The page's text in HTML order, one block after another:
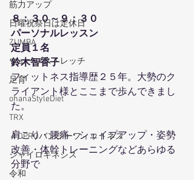
筋力アップ
日曜祝祭日は定休日
ZUMBA
ウェーブストレッチ
足育
ohanaStyleDiet
TRX
４DPROバンジーフィットネス
ジャイロキネシス
令和
８：３０～９：３０
パーソナルレッスン
定員１名
鈴木智香子
フィットネス指導歴２５年。大勢のク
ライアント様とここまで歩んできまし
た。
肩こり・腰痛・シェイプアップ・姿勢
改善・体幹トレーニングなどあらゆる
分野で